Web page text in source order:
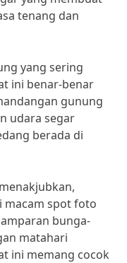
tenang dan
yang sering
ini benar-benar
gunung
udara segar
berada di
macam spot foto
bunga-
matahari
ini memang cocok